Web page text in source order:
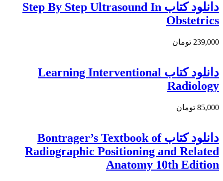
دانلود کتاب Step By Step Ultrasound In
Obstetrics
239,000 تومان
دانلود کتاب Learning Interventional
Radiology
85,000 تومان
دانلود کتاب Bontrager’s Textbook of
Radiographic Positioning and Related
Anatomy 10th Edition